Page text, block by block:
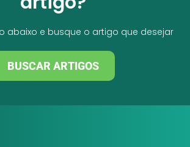
abaixo e busque o artigo que desejar
BUSCAR ARTIGOS